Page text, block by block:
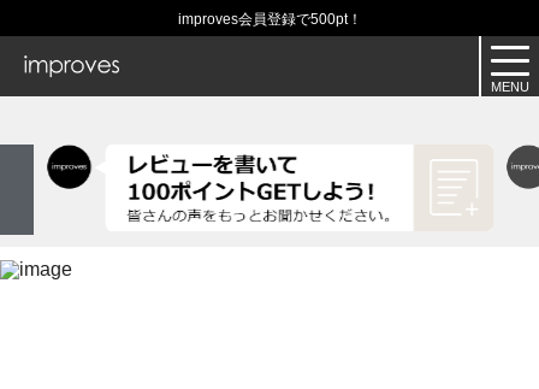
improves会員登録で500pt！